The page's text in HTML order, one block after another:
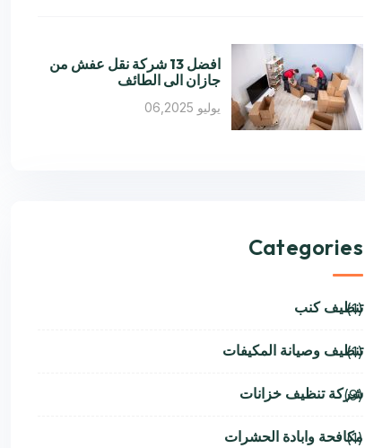
افضل 13 شركة نقل عفش من
جازان الى الطائف
يوليو 06,2025
Categories
تنظيف كنب
(1)
تنظيف وصيانة المكيفات
(1)
شركة تنظيف خزانات
(9)
مكافحة وابادة الحشرات
(1)